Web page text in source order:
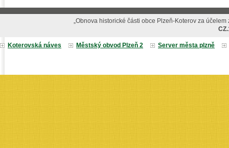
„Obnova historické části obce Plzeň-Koterov za
Koterovská náves Městský obvod Plzeň 2 Server města plzně